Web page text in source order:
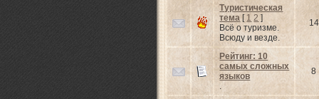
Туристическая
тема [ 1 2 ]
Всё о туризме.
Всюду и везде.
14
Рейтинг: 10
самых сложных
языков
.
8